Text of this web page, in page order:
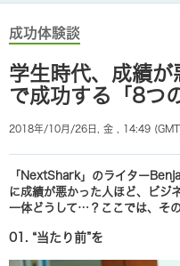
成功体験談
学生時代、成績が
で成功する「8つ
2018年/10月/26日, 金 , 14:49
「NextShark」のライター
に成績が悪かった人ほど、ビジ
一体どうして…？ここでは、そ
01. “当たり前”を